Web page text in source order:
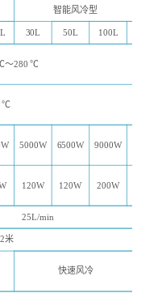
智能风冷型
30L 50L 100L
～280 ℃
℃
5000W 6500W 9000W
120W 120W 200W
25L/min
米
快速风冷